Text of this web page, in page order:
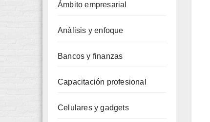
Ámbito empresarial
Análisis y enfoque
Bancos y finanzas
Capacitación profesional
Celulares y gadgets